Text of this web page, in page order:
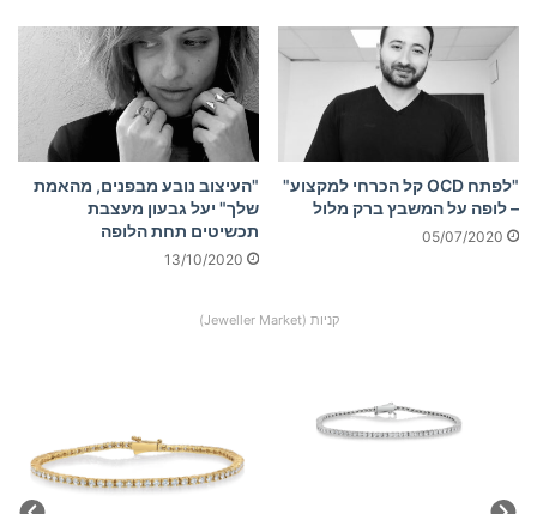
"לפתח OCD קל הכרחי למקצוע"
– לופה על המשבץ ברק מלול
05/07/2020
"העיצוב נובע מבפנים, מהאמת
שלך" יעל גבעון מעצבת
תכשיטים תחת הלופה
13/10/2020
קניות (Jeweller Market)